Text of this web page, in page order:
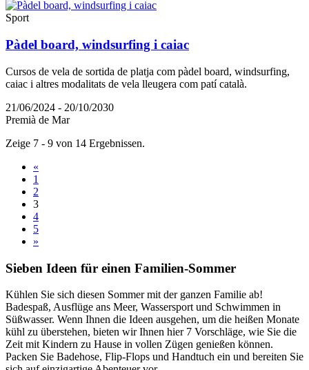
Sport
Pàdel board, windsurfing i caiac
Cursos de vela de sortida de platja com pàdel board, windsurfing,
caiac i altres modalitats de vela lleugera com patí català.
21/06/2024 - 20/10/2030
Premià de Mar
Zeige 7 - 9 von 14 Ergebnissen.
«
1
2
3
4
5
»
Sieben Ideen für einen Familien-Sommer
Kühlen Sie sich diesen Sommer mit der ganzen Familie ab!
Badespaß, Ausflüge ans Meer, Wassersport und Schwimmen in
Süßwasser. Wenn Ihnen die Ideen ausgehen, um die heißen Monate
kühl zu überstehen, bieten wir Ihnen hier 7 Vorschläge, wie Sie die
Zeit mit Kindern zu Hause in vollen Zügen genießen können.
Packen Sie Badehose, Flip-Flops und Handtuch ein und bereiten Sie